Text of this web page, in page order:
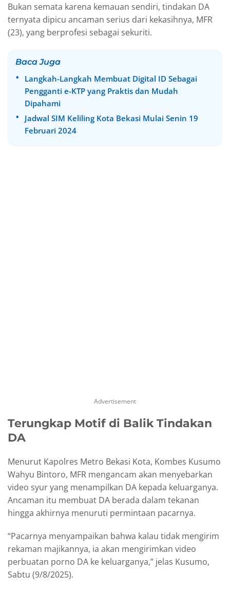
Bukan semata karena kemauan sendiri, tindakan DA
ternyata dipicu ancaman serius dari kekasihnya, MFR
(23), yang berprofesi sebagai sekuriti.
Baca Juga
Langkah-Langkah Membuat Digital ID Sebagai
Pengganti e-KTP yang Praktis dan Mudah
Dipahami
Jadwal SIM Keliling Kota Bekasi Mulai Senin 19
Februari 2024
Advertisement
Terungkap Motif di Balik Tindakan
DA
Menurut Kapolres Metro Bekasi Kota, Kombes Kusumo
Wahyu Bintoro, MFR mengancam akan menyebarkan
video syur yang menampilkan DA kepada keluarganya.
Ancaman itu membuat DA berada dalam tekanan
hingga akhirnya menuruti permintaan pacarnya.
“Pacarnya menyampaikan bahwa kalau tidak mengirim
rekaman majikannya, ia akan mengirimkan video
perbuatan porno DA ke keluarganya,” jelas Kusumo,
Sabtu (9/8/2025).